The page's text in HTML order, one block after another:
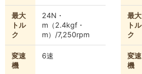
最大
トル
ク
24N・
m（2.4kgf・
m）/7,250rpm
変速
機
6速
最大
トル
ク
変速
機